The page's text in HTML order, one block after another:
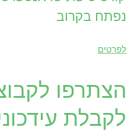
נפתח בקרוב
לפרטים
הצתרפו
לקבלת